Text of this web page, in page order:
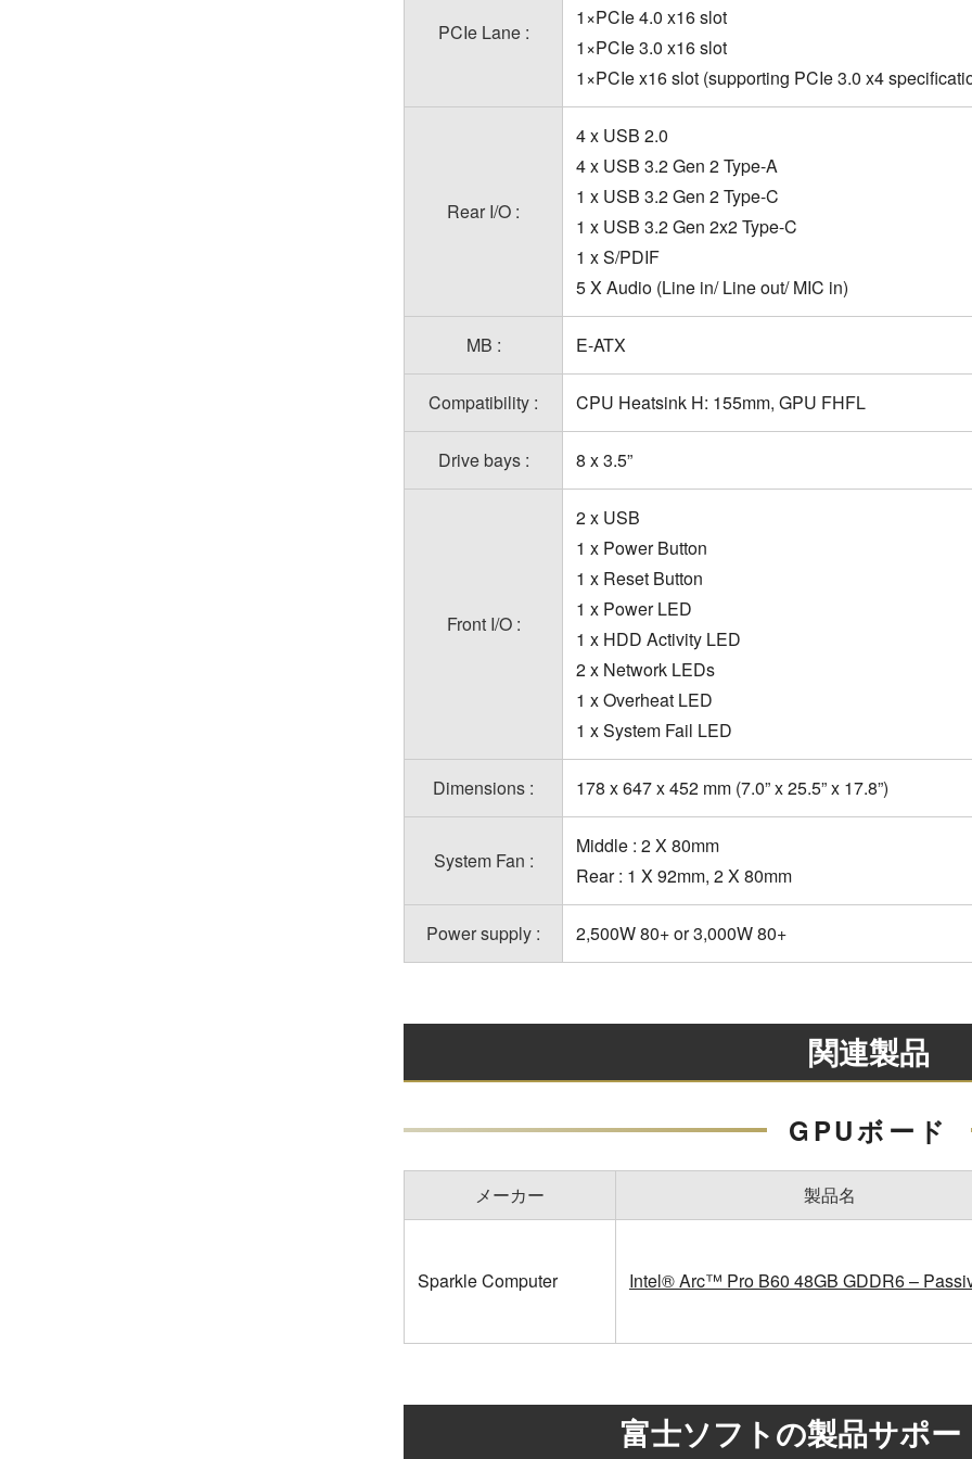
PCIe Lane :
1×PCIe 4.0 x16 slot
1×PCIe 3.0 x16 slot
1×PCIe x16 slot (supporting PCIe 3.0 x4
Rear I/O :
4 x USB 2.0
4 x USB 3.2 Gen 2 Type-A
1 x USB 3.2 Gen 2 Type-C
1 x USB 3.2 Gen 2x2 Type-C
1 x S/PDIF
5 X Audio (Line in/ Line out/ MIC in)
MB : E-ATX
Compatibility : CPU Heatsink H: 155mm, GPU FHFL
Drive bays : 8 x 3.5”
Front I/O :
2 x USB
1 x Power Button
1 x Reset Button
1 x Power LED
1 x HDD Activity LED
2 x Network LEDs
1 x Overheat LED
1 x System Fail LED
Dimensions : 178 x 647 x 452 mm (7.0” x 25.5” x 17.8”)
System Fan :
Middle : 2 X 80mm
Rear : 1 X 92mm, 2 X 80mm
Power supply : 2,500W 80+ or 3,000W 80+
関連製品
GPUボード
メーカー 製品名
Sparkle Computer Intel® Arc™ Pro B60 48GB GDDR6 –
富士ソフトの製品サポ